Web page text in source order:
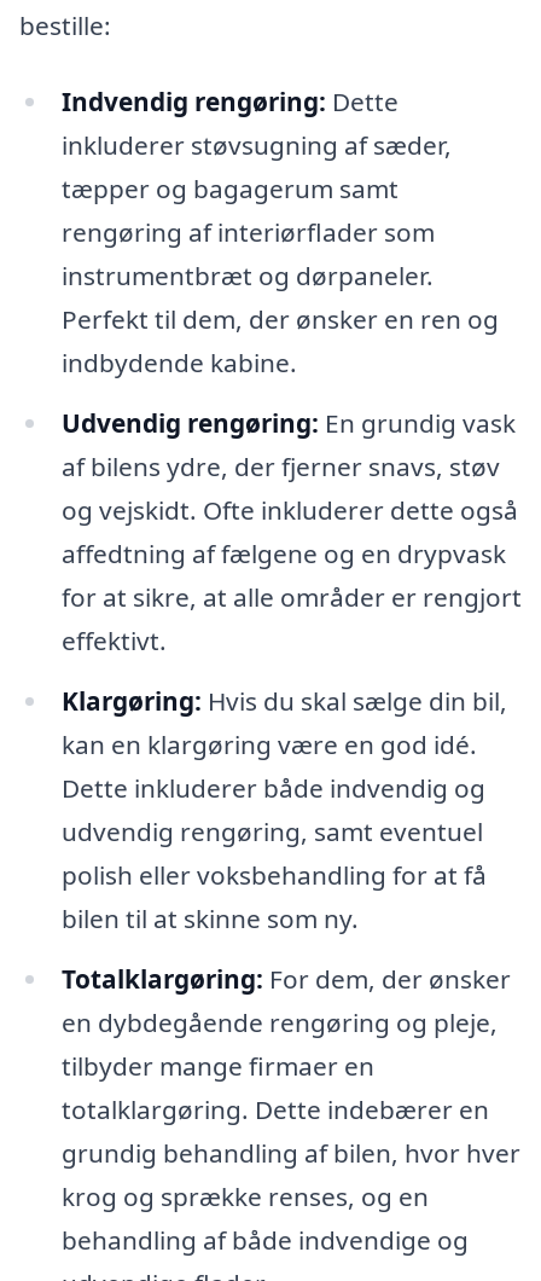
bestille:
Indvendig rengøring: Dette
inkluderer støvsugning af sæder,
tæpper og bagagerum samt
rengøring af interiørflader som
instrumentbræt og dørpaneler.
Perfekt til dem, der ønsker en ren og
indbydende kabine.
Udvendig rengøring: En grundig vask
af bilens ydre, der fjerner snavs, støv
og vejskidt. Ofte inkluderer dette også
affedtning af fælgene og en drypvask
for at sikre, at alle områder er rengjort
effektivt.
Klargøring: Hvis du skal sælge din bil,
kan en klargøring være en god idé.
Dette inkluderer både indvendig og
udvendig rengøring, samt eventuel
polish eller voksbehandling for at få
bilen til at skinne som ny.
Totalklargøring: For dem, der ønsker
en dybdegående rengøring og pleje,
tilbyder mange firmaer en
totalklargøring. Dette indebærer en
grundig behandling af bilen, hvor hver
krog og sprække renses, og en
behandling af både indvendige og